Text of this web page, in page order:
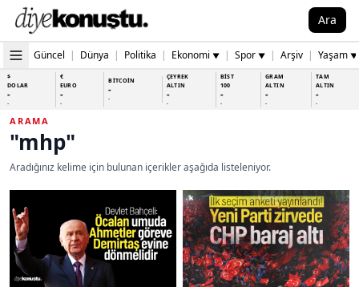
Ara
Güncel | Dünya | Politika | Ekonomi ▼ | Spor ▼ | Arşiv | Yaşam ▼
$
DOLAR
-
-
€
EURO
-
-
BİTCOİN
-
-
ÇEYREK
ALTIN
-
-
BİST
100
-
-
GRAM
ALTIN
-
-
TAM
ALTIN
-
-
ARAMA
"mhp"
Aradığınız kelime için bulunan içerikler aşağıda listeleniyor.